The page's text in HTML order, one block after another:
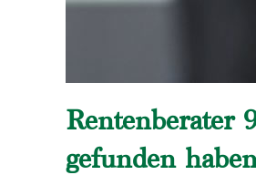
Rentenberater
gefunden